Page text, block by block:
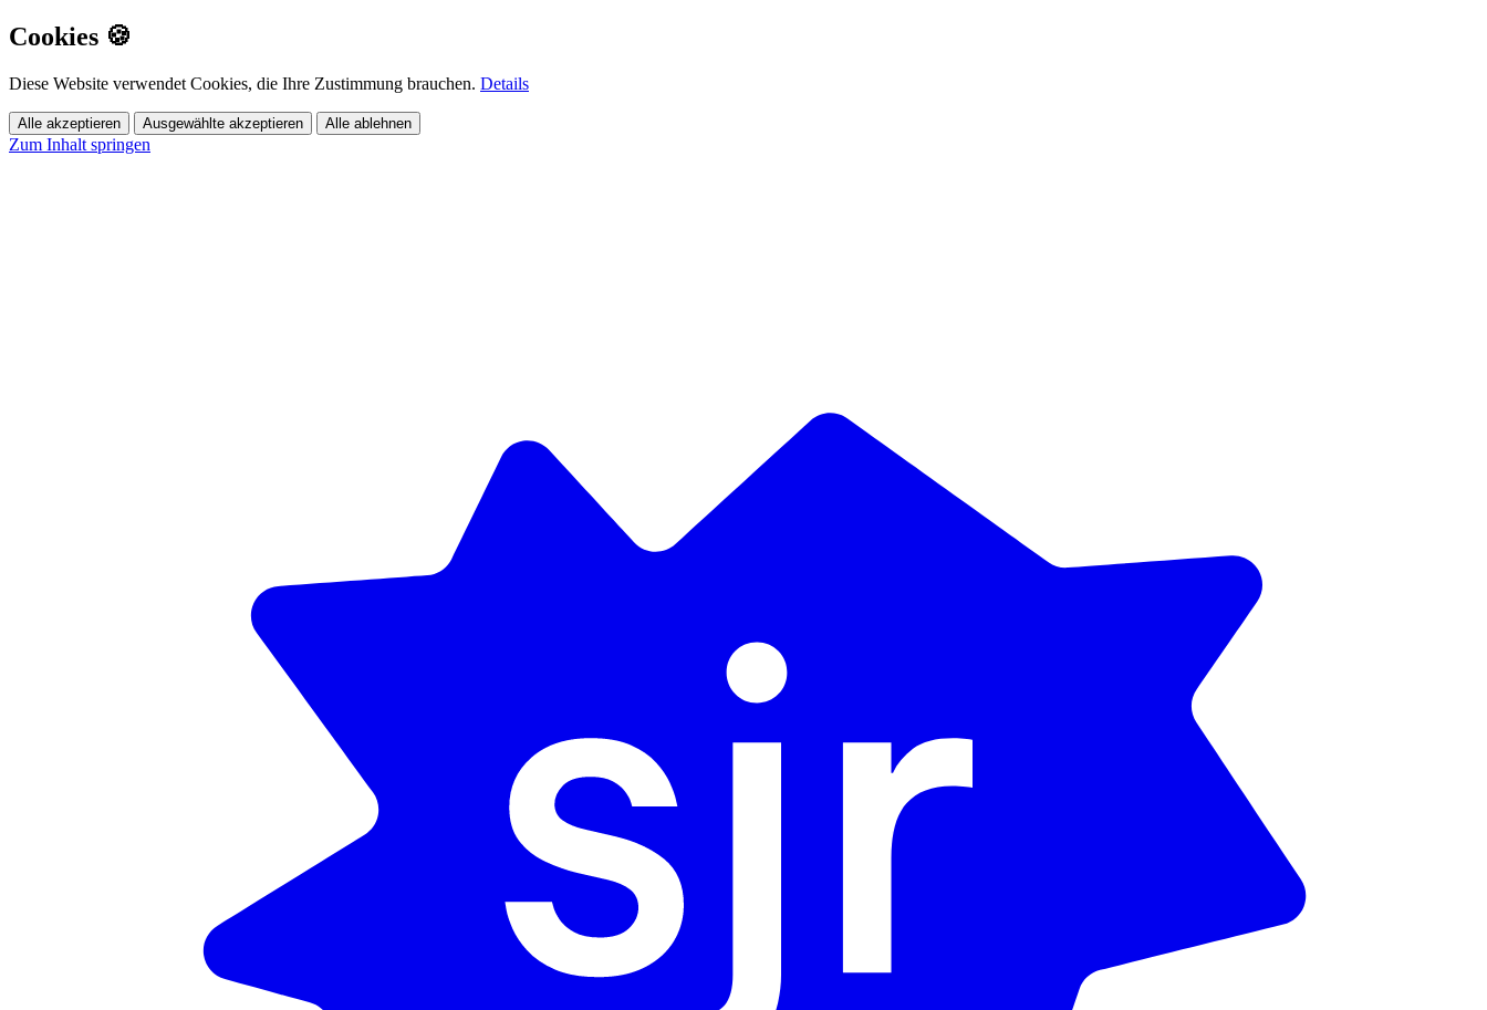
Cookies 🍪
Diese Website verwendet Cookies, die Ihre Zustimmung brauchen. Details
Alle akzeptieren Ausgewählte akzeptieren Alle ablehnen
Zum Inhalt springen